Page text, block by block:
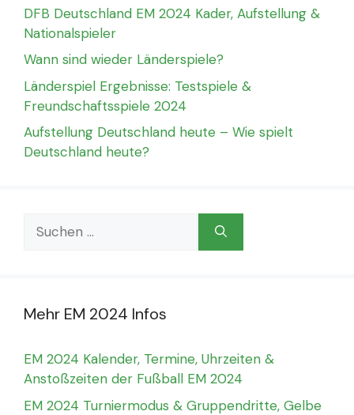
DFB Deutschland EM 2024 Kader, Aufstellung &
Nationalspieler
Wann sind wieder Länderspiele?
Länderspiel Ergebnisse: Testspiele &
Freundschaftsspiele 2024
Aufstellung Deutschland heute – Wie spielt
Deutschland heute?
Suchen
nach:
Mehr EM 2024 Infos
EM 2024 Kalender, Termine, Uhrzeiten &
Anstoßzeiten der Fußball EM 2024
EM 2024 Turniermodus & Gruppendritte, Gelbe